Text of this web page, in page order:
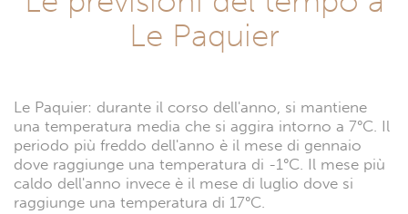
Le Paquier
Le Paquier: durante il corso dell'anno, si mantiene
una temperatura media che si aggira intorno a 7°C. Il
periodo più freddo dell'anno è il mese di gennaio
dove raggiunge una temperatura di -1°C. Il mese più
caldo dell'anno invece è il mese di luglio dove si
raggiunge una temperatura di 17°C.